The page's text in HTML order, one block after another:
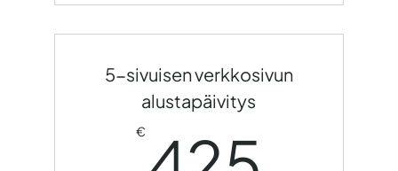
uudelle alustalle.
5-sivuisen verkkosivun
alustapäivitys
€